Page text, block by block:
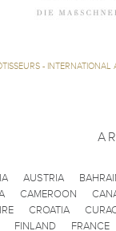
-
AUSTRIA
CAMEROON
CROATIA
FINLAND
FRANCE